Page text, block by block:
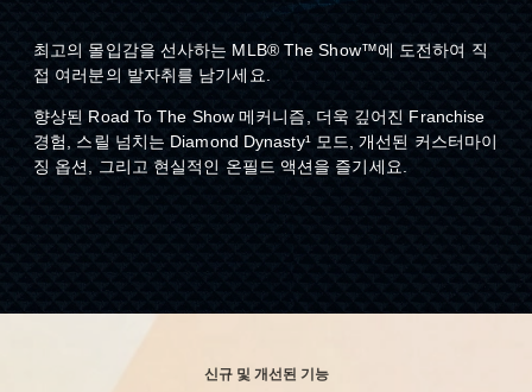
최고의 몰입감을 선사하는 MLB® The Show™에 도전하여 직
접 여러분의 발자취를 남기세요.
향상된 Road To The Show 메커니즘, 더욱 깊어진 Franchise
경험, 스릴 넘치는 Diamond Dynasty¹ 모드, 개선된 커스터마이
징 옵션, 그리고 현실적인 온필드 액션을 즐기세요.
신규 및 개선된 기능